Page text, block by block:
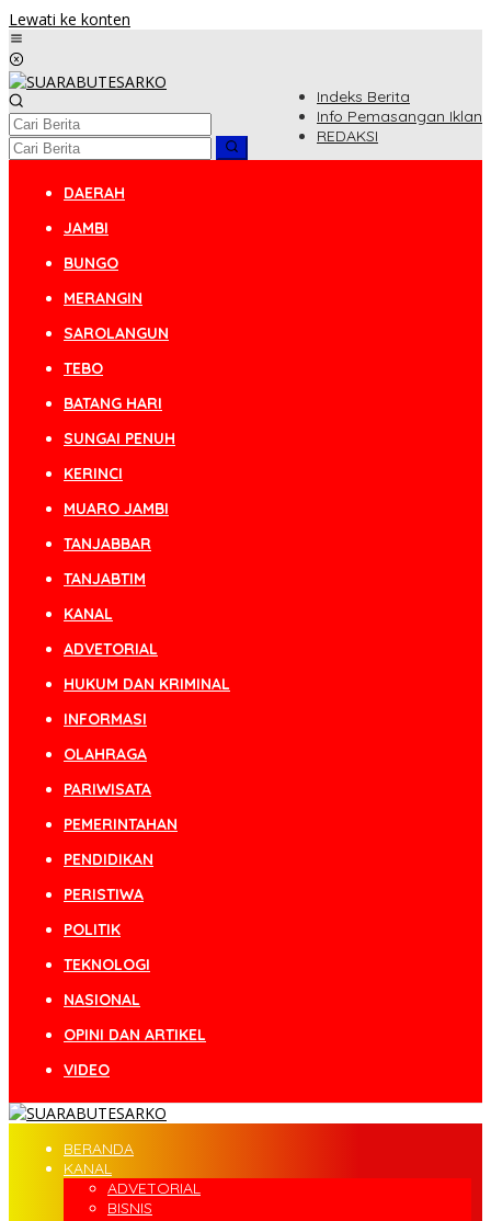
Lewati ke konten
Indeks Berita
Info Pemasangan Iklan
REDAKSI
DAERAH
JAMBI
BUNGO
MERANGIN
SAROLANGUN
TEBO
BATANG HARI
SUNGAI PENUH
KERINCI
MUARO JAMBI
TANJABBAR
TANJABTIM
KANAL
ADVETORIAL
HUKUM DAN KRIMINAL
INFORMASI
OLAHRAGA
PARIWISATA
PEMERINTAHAN
PENDIDIKAN
PERISTIWA
POLITIK
TEKNOLOGI
NASIONAL
OPINI DAN ARTIKEL
VIDEO
BERANDA
KANAL
ADVETORIAL
BISNIS